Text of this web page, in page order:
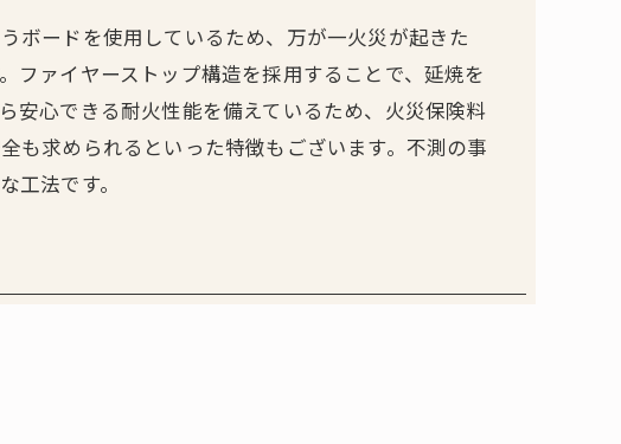
ボードを使用しているため、万が一火災が起きた
ファイヤーストップ構造を採用することで、延焼を
安心できる耐火性能を備えているため、火災保険料
も求められるといった特徴もございます。不測の事
工法です。